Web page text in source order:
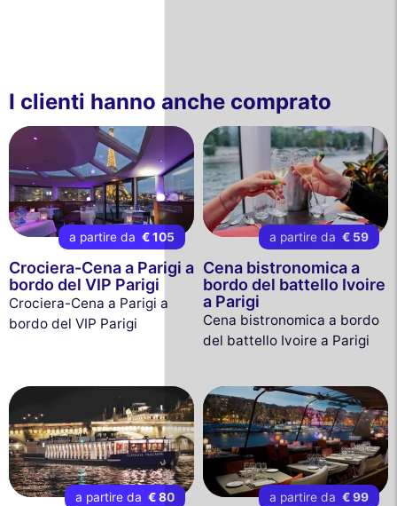
I clienti hanno anche comprato
a partire da € 105
Crociera-Cena a Parigi a
bordo del VIP Parigi
Crociera-Cena a Parigi a
bordo del VIP Parigi
a partire da € 59
Cena bistronomica a
bordo del battello Ivoire
a Parigi
Cena bistronomica a bordo
del battello Ivoire a Parigi
a partire da € 80 a partire da € 99